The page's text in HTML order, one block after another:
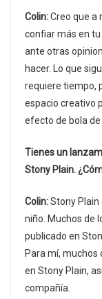
Colin:Creo que a
confiar más en
ante otras
hacer. Lo que
requiere tiempo,
espacio creativo
efecto de bola de
Tienes un
Stony Plain.
Colin:Stony Plain
niño. Muchos de
publicado en
Para mí, muchos
en Stony Plain,
compañía.